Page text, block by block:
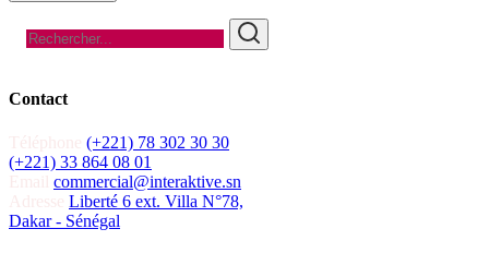
Contact
(+221) 78 302 30 30
(+221) 33 864 08 01
commercial@interaktive.sn
Liberté 6 ext. Villa N°78,
Dakar - Sénégal